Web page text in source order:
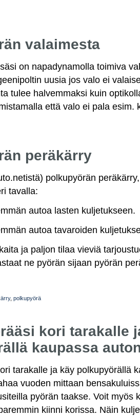
valaimesta
on napadynamolla toimiva
uusia jos valo ei
tulee halvemmaksi kuin
että valo ei pala esim.
peräkärry
polkupyörän
tavalla:
autoa lasten kuljetukseen.
autoa tavaroiden
ja paljon tilaa vieviä
ne pyörän sijaan pyörän
, polkupyörä
kori tarakalle
kaupassa
tarakalle ja käy polkupyörällä
vuoden mittaan
pyörän taakse. Voit myös
kiinni korissa. Näin